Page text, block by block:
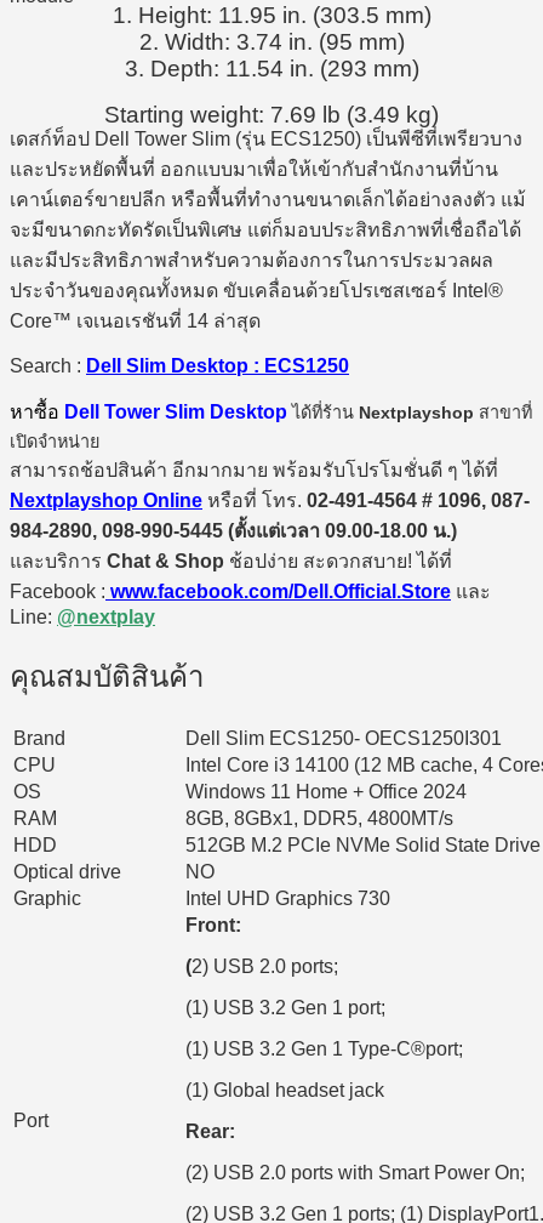
1. Height: 11.95 in. (303.5 mm)
2. Width: 3.74 in. (95 mm)
3. Depth: 11.54 in. (293 mm)
Starting weight: 7.69 lb (3.49 kg)
เดสก์ท็อป Dell Tower Slim (รุ่น ECS1250) เป็นพีซีที่เพรียวบาง
และประหยัดพื้นที่ ออกแบบมาเพื่อให้เข้ากับสำนักงานที่บ้าน
เคาน์เตอร์ขายปลีก หรือพื้นที่ทำงานขนาดเล็กได้อย่างลงตัว แม้
จะมีขนาดกะทัดรัดเป็นพิเศษ แต่ก็มอบประสิทธิภาพที่เชื่อถือได้
และมีประสิทธิภาพสำหรับความต้องการในการประมวลผล
ประจำวันของคุณทั้งหมด ขับเคลื่อนด้วยโปรเซสเซอร์ Intel®
Core™ เจเนอเรชันที่ 14 ล่าสุด
Search : Dell Slim Desktop : ECS1250
หาซื้อ Dell Tower Slim Desktopได้ที่ร้าน Nextplayshop สาขาที่
เปิดจำหน่าย
สามารถช้อปสินค้า อีกมากมาย พร้อมรับโปรโมชั่นดี ๆ ได้ที่
Nextplayshop Online หรือที่ โทร. 02-491-4564 # 1096, 087-
984-2890, 098-990-5445 (ตั้งแต่เวลา 09.00-18.00 น.)
และบริการ Chat & Shop ช้อปง่าย สะดวกสบาย! ได้ที่
Facebook : www.facebook.com/Dell.Official.Store และ
Line: @nextplay
คุณสมบัติสินค้า
Brand
Dell Slim ECS1250- OECS1250I301
CPU
Intel Core i3 14100 (12 MB cache, 4
OS
Windows 11 Home + Office 2024
RAM
8GB, 8GBx1, DDR5, 4800MT/s
HDD
512GB M.2 PCIe NVMe Solid State Drive
Optical drive
NO
Graphic
Intel UHD Graphics 730
Port
Front:
(2) USB 2.0 ports;
(1) USB 3.2 Gen 1 port;
(1) USB 3.2 Gen 1 Type-C®port;
(1) Global headset jack
Rear:
(2) USB 2.0 ports with Smart Power On;
(2) USB 3.2 Gen 1 ports; (1)